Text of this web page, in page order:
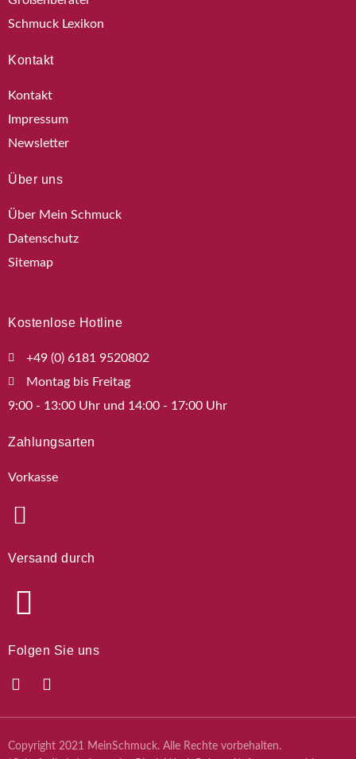
Schmuck Lexikon
Kontakt
Kontakt
Impressum
Newsletter
Über uns
Über Mein Schmuck
Datenschutz
Sitemap
Kostenlose Hotline
+49 (0) 6181 9520802
Montag bis Freitag
9:00 - 13:00 Uhr und 14:00 - 17:00 Uhr
Zahlungsarten
Vorkasse
Versand durch
Folgen Sie uns
Copyright 2021 MeinSchmuck. Alle Rechte vorbehalten.